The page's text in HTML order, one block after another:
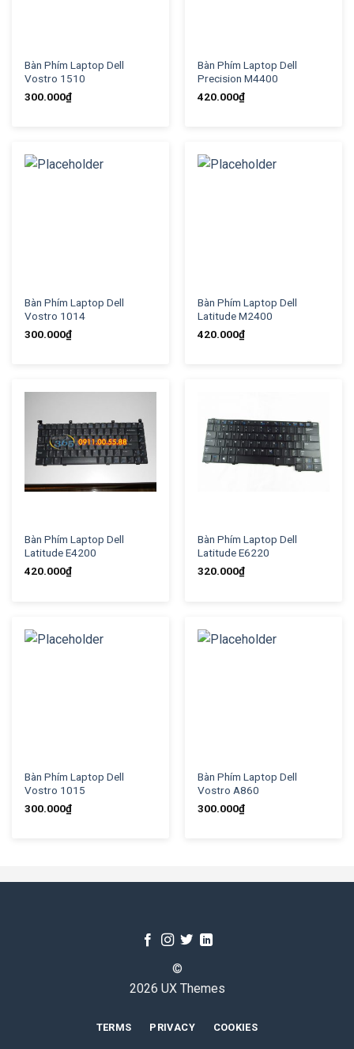
Bàn Phím Laptop Dell
Vostro 1510
300.000₫
Bàn Phím Laptop Dell
Precision M4400
420.000₫
Bàn Phím Laptop Dell
Vostro 1014
300.000₫
Bàn Phím Laptop Dell
Latitude M2400
420.000₫
Bàn Phím Laptop Dell
Latitude E4200
420.000₫
Bàn Phím Laptop Dell
Latitude E6220
320.000₫
Bàn Phím Laptop Dell
Vostro 1015
300.000₫
Bàn Phím Laptop Dell
Vostro A860
300.000₫
©
2026 UX Themes
TERMS PRIVACY COOKIES